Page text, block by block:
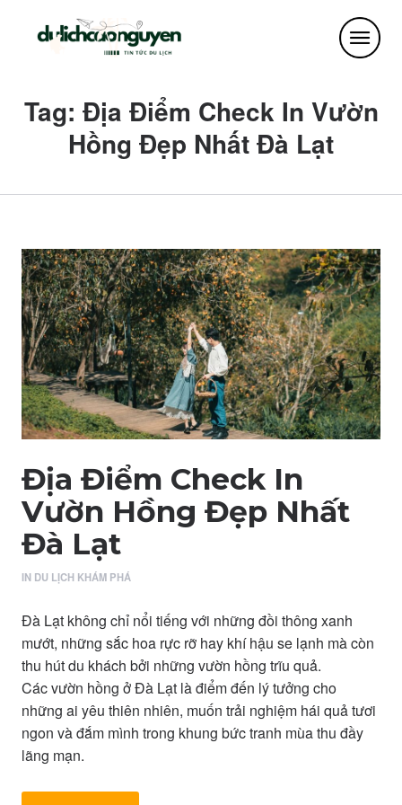
Tag: Địa Điểm Check In Vườn
Hồng Đẹp Nhất Đà Lạt
Địa Điểm Check In
Vườn Hồng Đẹp Nhất
Đà Lạt
IN DU LỊCH KHÁM PHÁ
Đà Lạt không chỉ nổi tiếng với những đồi thông xanh
mướt, những sắc hoa rực rỡ hay khí hậu se lạnh mà còn
thu hút du khách bởi những vườn hồng trĩu quả.
Các vườn hồng ở Đà Lạt là điểm đến lý tưởng cho
những ai yêu thiên nhiên, muốn trải nghiệm hái quả tươi
ngon và đắm mình trong khung bức tranh mùa thu đầy
lãng mạn.